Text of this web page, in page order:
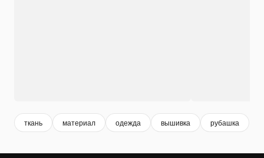
ткань материал одежда вышивка рубашка